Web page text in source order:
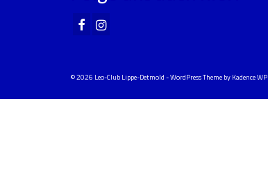
© 2026 Leo-Club Lippe-Detmold - WordPress Theme by Kadence WP